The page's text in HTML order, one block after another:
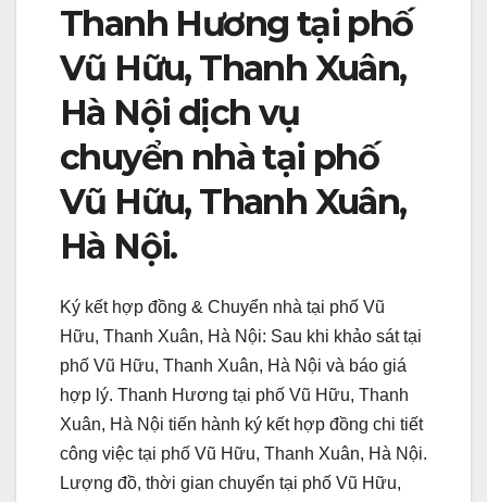
Thanh Hương tại phố
Vũ Hữu, Thanh Xuân,
Hà Nội dịch vụ
chuyển nhà tại phố
Vũ Hữu, Thanh Xuân,
Hà Nội.
Ký kết hợp đồng & Chuyển nhà tại phố Vũ
Hữu, Thanh Xuân, Hà Nội: Sau khi khảo sát tại
phố Vũ Hữu, Thanh Xuân, Hà Nội và báo giá
hợp lý. Thanh Hương tại phố Vũ Hữu, Thanh
Xuân, Hà Nội tiến hành ký kết hợp đồng chi tiết
công việc tại phố Vũ Hữu, Thanh Xuân, Hà Nội.
Lượng đồ, thời gian chuyển tại phố Vũ Hữu,